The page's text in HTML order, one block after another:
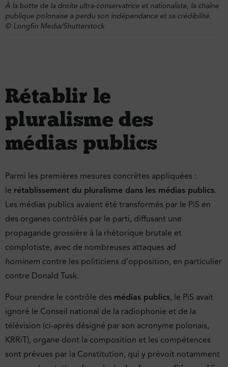
À la botte de la droite ultra-conservatrice et nationaliste, la chaîne
publique polonaise a perdu son indépendance et sa crédibilité.
© Longfin Media/Shutterstock
Rétablir le
pluralisme des
médias publics
Parmi les premières mesures concrètes appliquées :
le rétablissement du pluralisme dans les médias publics.
Les médias publics avaient été transformés par le PiS en
des organes contrôlés par le parti, diffusant une
propagande grossière à la rhétorique brutale et
complotiste, avec de nombreuses attaques ad
hominem contre les politiciens d’opposition, en particulier
contre Donald Tusk.
Pour prendre le contrôle des médias publics, le PiS avait
ignoré le Conseil national de la radiophonie et de la
télévision (ci-après désigné par son acronyme polonais,
KRRiT), organe dont la composition et les compétences
sont prévues par la Constitution, qui y prévoit notamment